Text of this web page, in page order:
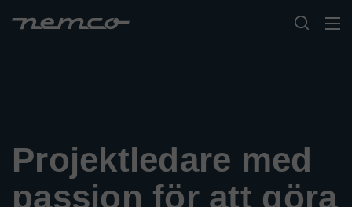
Projektledare med
passion för att göra